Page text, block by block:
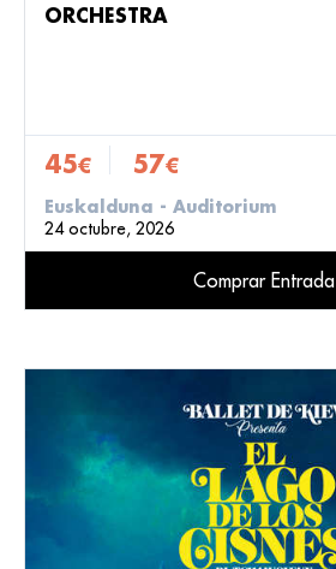
ORCHESTRA
45€ 57€
Euskalduna - Auditorium
24 octubre, 2026
Comprar Entrada